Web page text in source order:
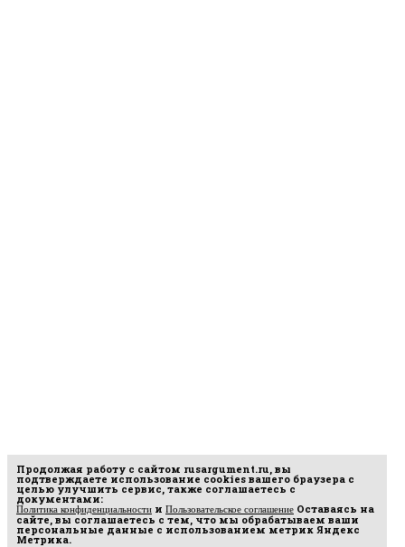
Продолжая работу с сайтом rusargument.ru, вы
подтверждаете использование cookies вашего браузера с
целью улучшить сервис, также соглашаетесь с
документами:
Политика конфиденциальности и Пользовательское соглашение Оставаясь на
сайте, вы соглашаетесь с тем, что мы обрабатываем ваши
персональные данные с использованием метрик Яндекс
Метрика.